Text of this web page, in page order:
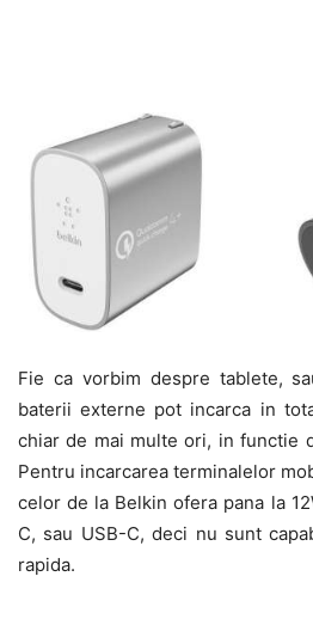
Fie ca vorbim despre tablete,
baterii externe pot incarca in
chiar de mai multe ori, in functie
Pentru incarcarea terminalelor
celor de la Belkin ofera pana la
C, sau USB-C, deci nu sunt
rapida.